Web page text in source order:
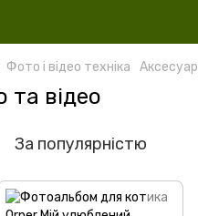
Фото і відео техніка
та відео
За популярністю